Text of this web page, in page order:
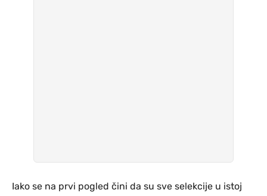
Iako se na prvi pogled čini da su sve selekcije u istoj